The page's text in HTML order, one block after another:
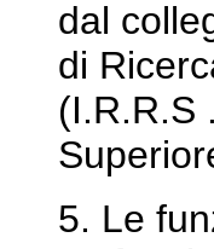
dal
di
(I.R.R.S
5. Le